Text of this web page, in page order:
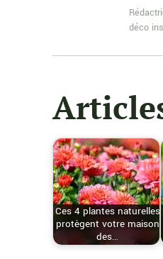
déco
Ces 4 plantes naturelles
protègent votre maison
des…